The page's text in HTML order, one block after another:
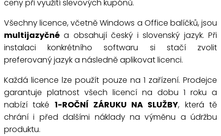
ceny při využití slevových kupónů.
Všechny licence, včetně Windows a Office balíčků, jsou
multijazyčné a obsahují český i slovenský jazyk. Při
instalaci konkrétního softwaru si stačí zvolit
preferovaný jazyk a následně aplikovat licenci.
Každá licence lze použít pouze na 1 zařízení. Prodejce
garantuje platnost všech licencí na dobu 1 roku a
nabízí také 1-ROČNÍ ZÁRUKU NA SLUŽBY, která tě
chrání i před dalšími náklady na výměnu a údržbu
produktu.